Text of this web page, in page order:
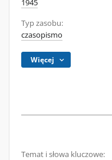
1945
Typ zasobu:
czasopismo
Więcej
Temat i słowa kluczowe: